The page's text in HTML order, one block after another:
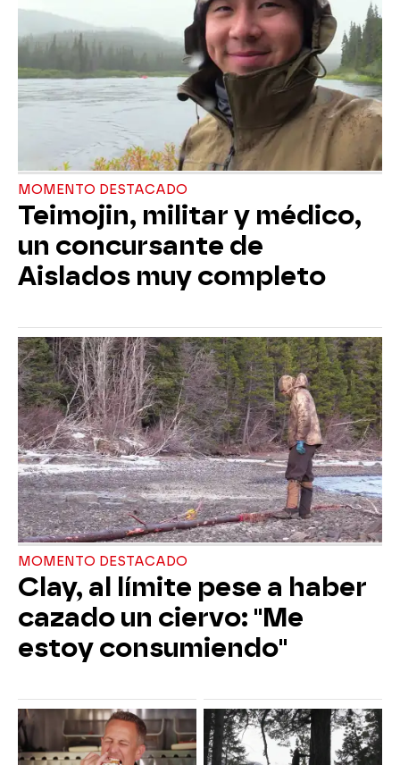
MOMENTO DESTACADO
Teimojin, militar y médico,
un concursante de
Aislados muy completo
MOMENTO DESTACADO
Clay, al límite pese a haber
cazado un ciervo: "Me
estoy consumiendo"